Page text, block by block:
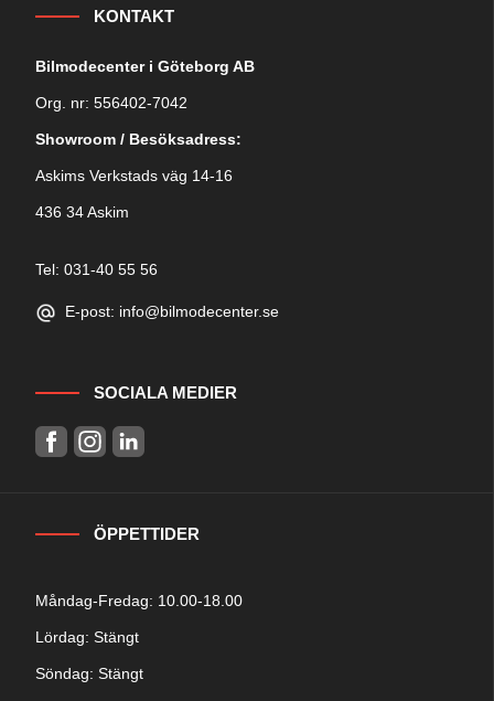
KONTAKT
Bilmodecenter i Göteborg AB
Org. nr: 556402-7042
Showroom / Besöksadress:
Askims Verkstads väg 14-16
436 34 Askim
Tel: 031-40 55 56
E-post: info@bilmodecenter.se
SOCIALA MEDIER
ÖPPETTIDER
Måndag-Fredag: 10.00-18.00
Lördag: Stängt
Söndag: Stängt